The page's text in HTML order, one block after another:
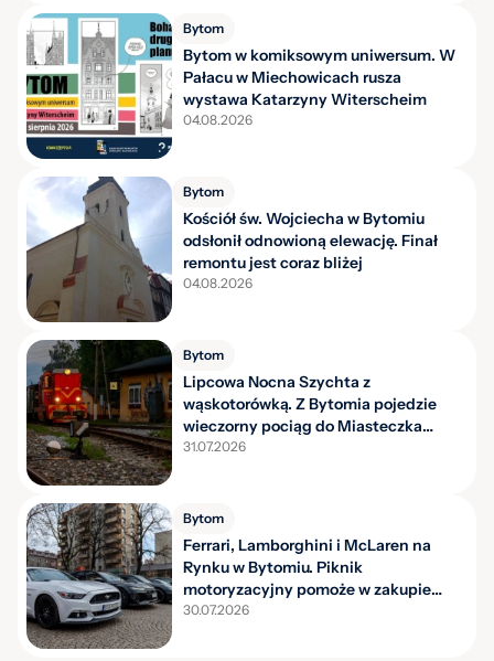
Bytom
Bytom w komiksowym uniwersum. W
Pałacu w Miechowicach rusza
wystawa Katarzyny Witerscheim
04.08.2026
Bytom
Kościół św. Wojciecha w Bytomiu
odsłonił odnowioną elewację. Finał
remontu jest coraz bliżej
04.08.2026
Bytom
Lipcowa Nocna Szychta z
wąskotorówką. Z Bytomia pojedzie
wieczorny pociąg do Miasteczka
Śląskiego
31.07.2026
Bytom
Ferrari, Lamborghini i McLaren na
Rynku w Bytomiu. Piknik
motoryzacyjny pomoże w zakupie
karetek
30.07.2026